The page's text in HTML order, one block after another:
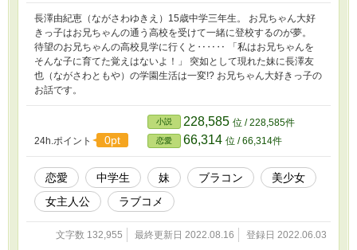
長澤由紀恵（ながさわゆきえ）15歳中学三年生。 お兄ちゃん大好
きっ子はお兄ちゃんの通う高校を受けて一緒に登校するのが夢。
待望のお兄ちゃんの高校見学に行くと‥‥‥ 「私はお兄ちゃんを
そんな子に育てた覚えはないよ！」 突如として現れた妹に長澤友
也（ながさわともや）の学園生活は一変!? お兄ちゃん大好きっ子の
お話です。
24h.ポイント 0pt
小説 228,585 位 / 228,585件
恋愛 66,314 位 / 66,314件
恋愛 中学生 妹 ブラコン
美少女
女主人公
ラブコメ
文字数 132,955 最終更新日 2022.08.16 登録日 2022.06.03